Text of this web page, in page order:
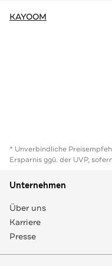
KAYOOM
* Unverbindliche
Ersparnis ggü. der UVP,
Unternehmen
Über uns
Karriere
Presse